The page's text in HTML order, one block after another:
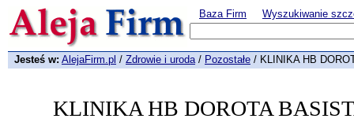
Baza Firm Wyszukiwanie
Jesteś w: AlejaFirm.pl / Zdrowie i uroda/ Pozostałe / KLINIKA HB
KLINIKA HB DOROTA